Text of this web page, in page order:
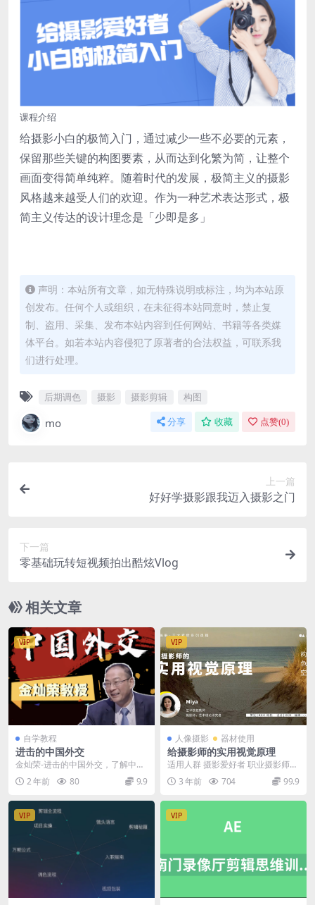
课程介绍
给摄影小白的极简入门，通过减少一些不必要的元素，
保留那些关键的构图要素，从而达到化繁为简，让整个
画面变得简单纯粹。随着时代的发展，极简主义的摄影
风格越来越受人们的欢迎。作为一种艺术表达形式，极
简主义传达的设计理念是「少即是多」
声明：本站所有文章，如无特殊说明或标注，均为本站原
创发布。任何个人或组织，在未征得本站同意时，禁止复
制、盗用、采集、发布本站内容到任何网站、书籍等各类媒
体平台。如若本站内容侵犯了原著者的合法权益，可联系我
们进行处理。
后期调色 摄影 摄影剪辑 构图
mo 分享 收藏 点赞(0)
上一篇
好好学摄影跟我迈入摄影之门
下一篇
零基础玩转短视频拍出酷炫Vlog
相关文章
VIP
自学教程
进击的中国外交
金灿荣-进击的中国外交，了解中国
外交的发展史~ 01集：复盘建国70
年，国家间政...
2 年前 80 9.9
VIP
人像摄影 器材使用
给摄影师的实用视觉原理
适用人群 摄影爱好者 职业摄影师
艺术爱好者 瓶颈创作者
3 年前 704 99.9
VIP VIP